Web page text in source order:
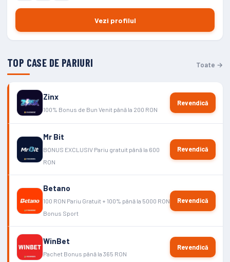
Vezi profilul
TOP CASE DE PARIURI Toate →
Zinx
100% Bonus de Bun Venit până la 200 RON
Revendică
Mr Bit
BONUS EXCLUSIV Pariu gratuit până la 600
RON
Revendică
Betano
100 RON Pariu Gratuit + 100% până la 5000 RON
Bonus Sport
Revendică
WinBet
Pachet Bonus până la 365 RON
Revendică